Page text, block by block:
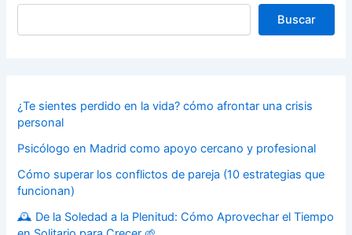
Buscar
¿Te sientes perdido en la vida? cómo afrontar una crisis
personal
Psicólogo en Madrid como apoyo cercano y profesional
Cómo superar los conflictos de pareja (10 estrategias que
funcionan)
🕰️ De la Soledad a la Plenitud: Cómo Aprovechar el Tiempo